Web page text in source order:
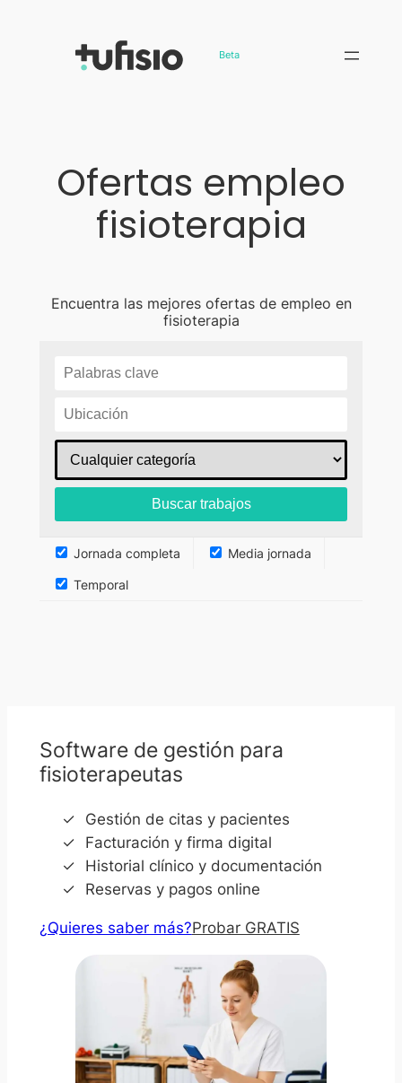
Beta
Ofertas empleo
fisioterapia
Encuentra las mejores ofertas de empleo en
fisioterapia
Jornada completa Media jornada
Temporal
Software de gestión para
fisioterapeutas
Gestión de citas y pacientes
Facturación y firma digital
Historial clínico y documentación
Reservas y pagos online
¿Quieres saber más?Probar GRATIS